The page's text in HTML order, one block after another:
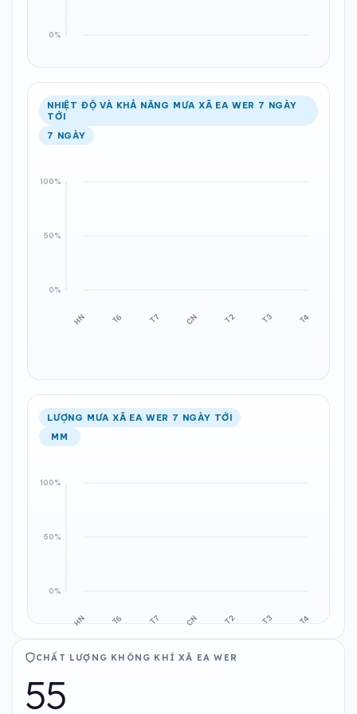
NHIỆT ĐỘ VÀ KHẢ NĂNG MƯA XÃ EA WER 7 NGÀY
TỚI
7 NGÀY
LƯỢNG MƯA XÃ EA WER 7 NGÀY TỚI
MM
CHẤT LƯỢNG KHÔNG KHÍ XÃ EA WER
55